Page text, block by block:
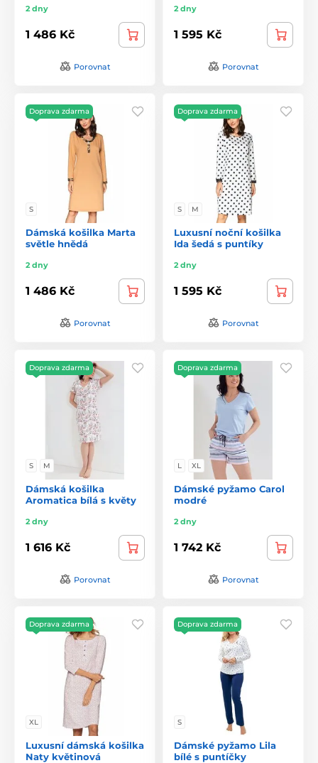
2 dny
1 486 Kč
Porovnat
2 dny
1 595 Kč
Porovnat
Doprava zdarma
S
Dámská košilka Marta
světle hnědá
2 dny
1 486 Kč
Porovnat
Doprava zdarma
S M
Luxusní noční košilka
Ida šedá s puntíky
2 dny
1 595 Kč
Porovnat
Doprava zdarma
S M
Dámská košilka
Aromatica bílá s květy
2 dny
1 616 Kč
Porovnat
Doprava zdarma
L XL
Dámské pyžamo Carol
modré
2 dny
1 742 Kč
Porovnat
Doprava zdarma
XL
Luxusní dámská košilka
Naty květinová
Doprava zdarma
S
Dámské pyžamo Lila
bílé s puntíčky